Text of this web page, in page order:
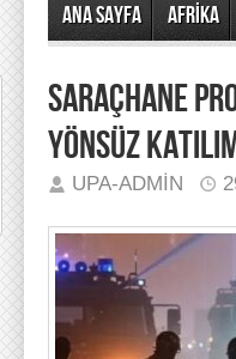
Ana Sayfa AFRİKA
SARAÇHANE
YÖNSÜZ
UPA-ADMIN